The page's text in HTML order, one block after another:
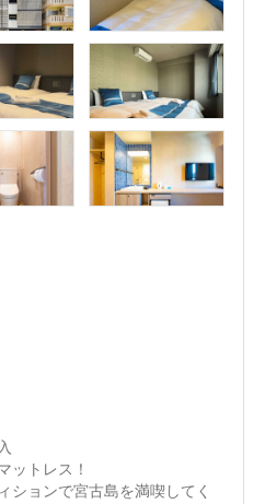
ットレス！
ションで宮古島を満喫してく